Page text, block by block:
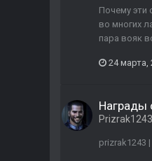
Почему эти
во многих
пара вояк
24 марта,
Награды
Prizrak1243
prizrak1243